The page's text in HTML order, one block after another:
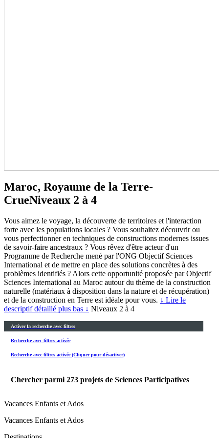
Maroc, Royaume de la Terre-
CrueNiveaux 2 à 4
Vous aimez le voyage, la découverte de territoires et l'interaction
forte avec les populations locales ? Vous souhaitez découvrir ou
vous perfectionner en techniques de constructions modernes issues
de savoir-faire ancestraux ? Vous rêvez d'être acteur d'un
Programme de Recherche mené par l'ONG Objectif Sciences
International et de mettre en place des solutions concrètes à des
problèmes identifiés ? Alors cette opportunité proposée par Objectif
Sciences International au Maroc autour du thème de la construction
naturelle (matériaux à disposition dans la nature et de récupération)
et de la construction en Terre est idéale pour vous. ↓ Lire le
descriptif détaillé plus bas ↓ Niveaux 2 à 4
Activer la recherche avec filtres
Recherche avec filtres activée
Recherche avec filtres activée (Cliquer pour désactiver)
Chercher parmi 273 projets de Sciences Participatives
Vacances Enfants et Ados
Vacances Enfants et Ados